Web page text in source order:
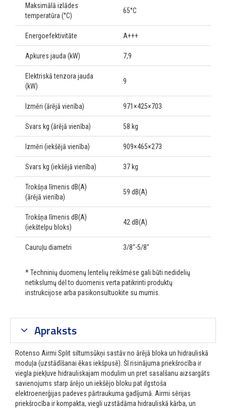
Maksimālā izlādes
temperatūra (°C)
65°C
Energoefektivitāte A+++
Apkures jauda (kW) 7,9
Elektriskā tenzora jauda
(kW)
9
Izmēri (ārējā vienība) 971×425×703
Svars kg (ārējā vienība) 58 kg
Izmēri (iekšējā vienība) 909×465×273
Svars kg (iekšējā vienība) 37 kg
Trokšņa līmenis dB(A)
(ārējā vienība)
59 dB(A)
Trokšņa līmenis dB(A)
(iekštelpu bloks)
42 dB(A)
Cauruļu diametri 3/8"-5/8"
* Techninių duomenų lentelių reikšmėse gali būti nedidelių
netikslumų dėl to duomenis verta patikrinti produktų
instrukcijose arba pasikonsultuokite su mumis.
Apraksts
Rotenso Airmi Split siltumsūkņi sastāv no ārējā bloka un hidrauliskā
moduļa (uzstādīšanai ēkas iekšpusē). Šī risinājuma priekšrocība ir
viegla piekļuve hidrauliskajam modulim un pret sasalšanu aizsargāts
savienojums starp ārējo un iekšējo bloku pat ilgstoša
elektroenerģijas padeves pārtraukuma gadījumā. Airmi sērijas
priekšrocība ir kompakta, viegli uzstādāma hidrauliskā kārba, un